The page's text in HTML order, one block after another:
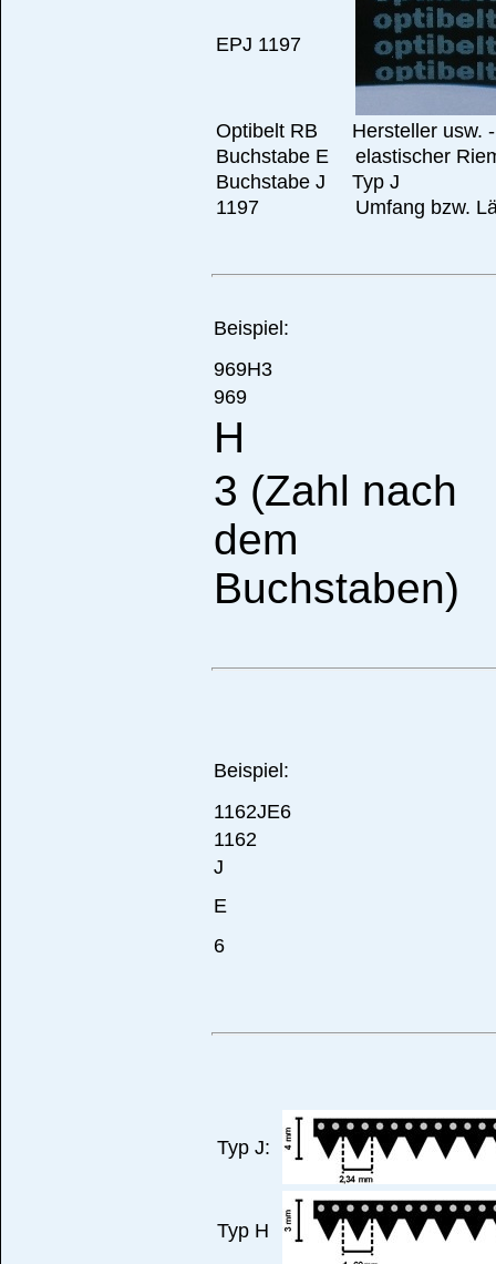
EPJ 1197
Optibelt RB
Hersteller usw.
Buchstabe E
elastischer
Buchstabe J
Typ J
1197
Umfang bzw.
Beispiel:
969H3
969
H
3 (Zahl nach
dem
Buchstaben)
Beispiel:
1162JE6
1162
J
E
6
Typ J:
Typ H